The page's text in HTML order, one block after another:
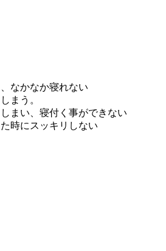
なかなか寝れない
まう。
まい、寝付く事ができない
時にスッキリしない